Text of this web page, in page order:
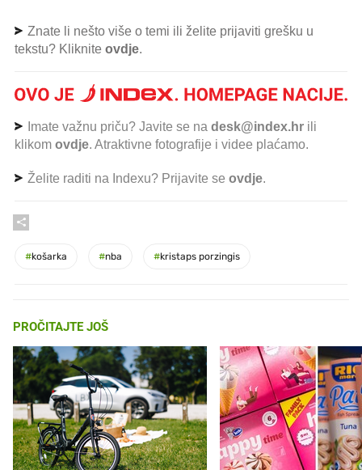
Znate li nešto više o temi ili želite prijaviti grešku u
tekstu? Kliknite ovdje.
Imate važnu priču? Javite se na desk@index.hr ili
klikom ovdje. Atraktivne fotografije i videe plaćamo.
Želite raditi na Indexu? Prijavite se ovdje.
#košarka #nba #kristaps porzingis
PROČITAJTE JOŠ